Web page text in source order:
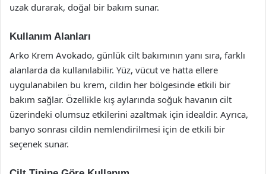
uzak durarak, doğal bir bakım sunar.
Kullanım Alanları
Arko Krem Avokado, günlük cilt bakımının yanı sıra, farklı
alanlarda da kullanılabilir. Yüz, vücut ve hatta ellere
uygulanabilen bu krem, cildin her bölgesinde etkili bir
bakım sağlar. Özellikle kış aylarında soğuk havanın cilt
üzerindeki olumsuz etkilerini azaltmak için idealdir. Ayrıca,
banyo sonrası cildin nemlendirilmesi için de etkili bir
seçenek sunar.